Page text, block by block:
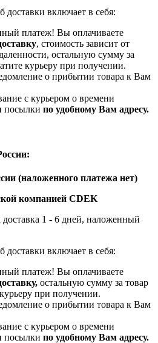
доставки включает в себя:
платеж! Вы оплачиваете
, стоимость зависит от
остальную сумму за
курьеру при получении.
о прибытии товара к Вам
с курьером о времени
посылки по удобному Вам адресу.
(наложенного платежа нет)
компанией CDEK
доставка 1 - 6 дней, наложенный
доставки включает в себя:
платеж! Вы оплачиваете
остальную сумму за товар
при получении.
о прибытии товара к Вам
с курьером о времени
посылки по удобному Вам адресу.